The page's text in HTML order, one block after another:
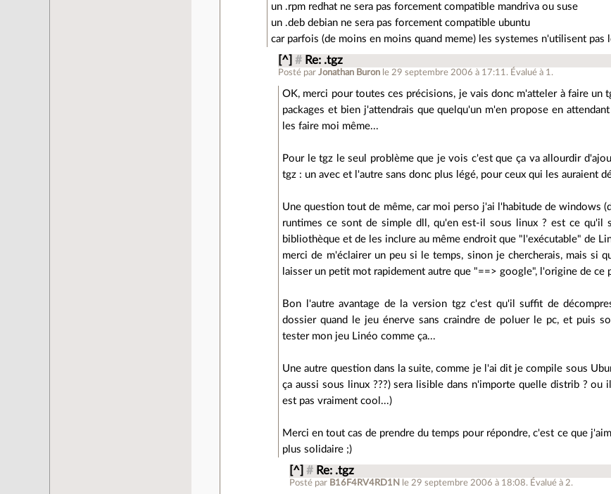
un .rpm redhat ne sera pas forcement compatible mandriva ou suse
un .deb debian ne sera pas forcement compatible ubuntu
car parfois (de moins en moins quand meme) les systemes n'utilisent pas
[^] # Re: .tgz
Posté parJonathan Buron le 29 septembre 2006 à 17:11 . Évalué à 1 .
OK, merci pour toutes ces précisions, je vais donc m'atteler à faire un
packages et bien j'attendrais que quelqu'un m'en propose en
les faire moi même...
Pour le tgz le seul problème que je vois c'est que ça va allourdir
tgz : un avec et l'autre sans donc plus légé, pour ceux qui les auraient
Une question tout de même, car moi perso j'ai l'habitude de windows
runtimes ce sont de simple dll, qu'en est-il sous linux ? est ce qu'il
bibliothèque et de les inclure au même endroit que "l'exécutable" de
merci de m'éclairer un peu si le temps, sinon je chercherais, mais si
laisser un petit mot rapidement autre que "==> google", l'origine de
Bon l'autre avantage de la version tgz c'est qu'il suffit de
dossier quand le jeu énerve sans craindre de poluer le pc, et puis
tester mon jeu Linéo comme ça...
Une autre question dans la suite, comme je l'ai dit je compile sous
ça aussi sous linux ???) sera lisible dans n'importe quelle distrib ?
est pas vraiment cool...)
Merci en tout cas de prendre du temps pour répondre, c'est ce que
plus solidaire ;)
[^] # Re: .tgz
Posté par B16F4RV4RD1N le 29 septembre 2006 à 18:08. Évalué à2.